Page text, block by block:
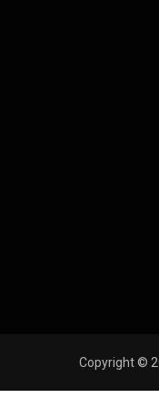
Copyright ©